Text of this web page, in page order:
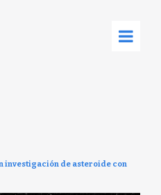
investigación de asteroide con